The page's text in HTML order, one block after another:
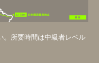
。所要時間は中級者レベル